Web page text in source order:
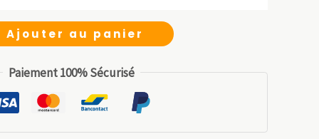
Ajouter au panier
Paiement 100% Sécurisé